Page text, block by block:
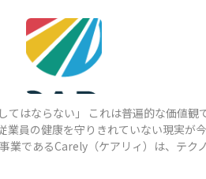
てはならない」 これは普遍的な価値観
業員の健康を守りきれていない現実が
業であるCarely（ケアリィ）は、テク